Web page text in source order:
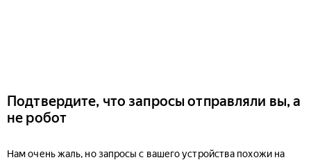
Подтвердите, что запросы отправляли вы, а
не робот
Нам очень жаль, но запросы с вашего устройства похожи на